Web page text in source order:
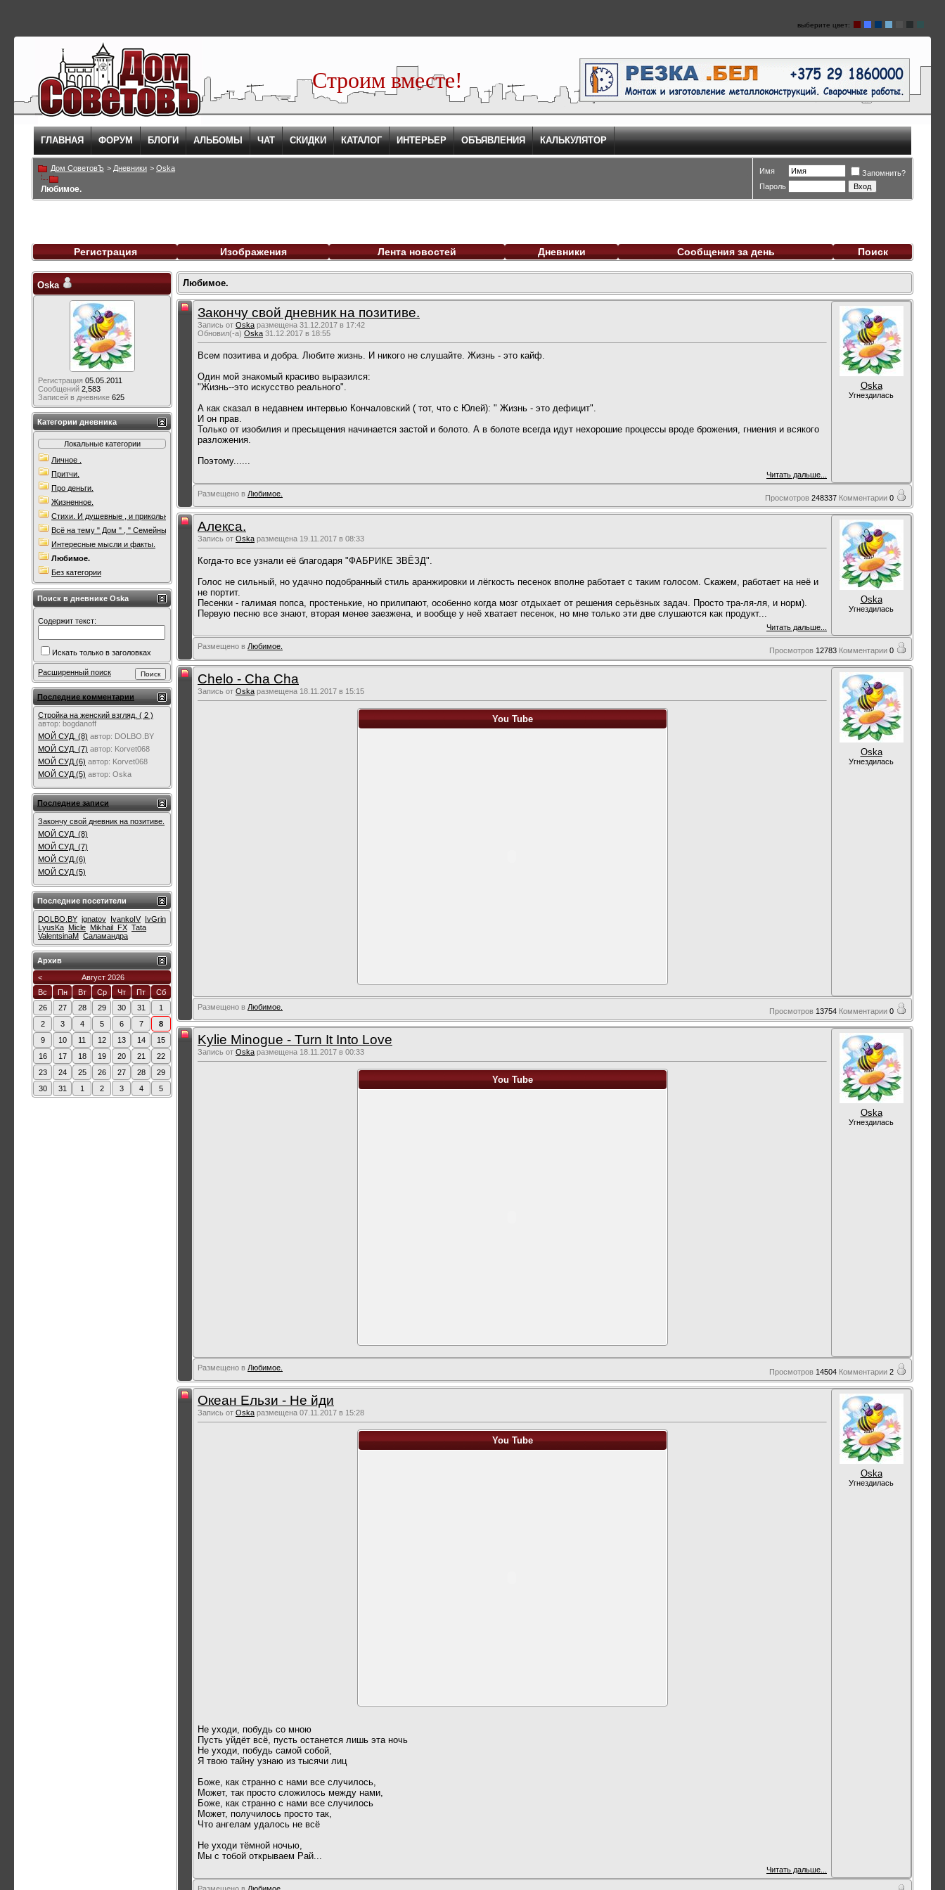
выберите цвет:
Строим вместе!
ГЛАВНАЯ ФОРУМ БЛОГИ АЛЬБОМЫ ЧАТ СКИДКИ КАТАЛОГ ИНТЕРЬЕР ОБЪЯВЛЕНИЯ КАЛЬКУЛЯТОР
Дом СоветовЪ > Дневники > Oska
Любимое.
Имя
Запомнить?
Пароль
Регистрация Изображения Лента новостей Дневники Сообщения за день Поиск
Любимое.
Закончу свой дневник на позитиве.
Запись от Oska размещена 31.12.2017 в 17:42
Обновил(-а) Oska 31.12.2017 в 18:55
Всем позитива и добра. Любите жизнь. И никого не слушайте. Жизнь - это кайф.
Один мой знакомый красиво выразился:
"Жизнь--это искусство реального".
А как сказал в недавнем интервью Кончаловский ( тот, что с Юлей): " Жизнь - это дефицит".
И он прав.
Только от изобилия и пресыщения начинается застой и болото. А в болоте всегда идут нехорошие процессы вроде брожения, гниения и всякого
разложения.
Поэтому......
Читать дальше...
Oska
Угнездилась
Размещено в Любимое. Просмотров 248337 Комментарии 0
Алекса.
Запись от Oska размещена 19.11.2017 в 08:33
Когда-то все узнали её благодаря "ФАБРИКЕ ЗВЁЗД".
Голос не сильный, но удачно подобранный стиль аранжировки и лёгкость песенок вполне работает с таким голосом. Скажем, работает на неё и
не портит.
Песенки - галимая попса, простенькие, но прилипают, особенно когда мозг отдыхает от решения серьёзных задач. Просто тра-ля-ля, и норм).
Первую песню все знают, вторая менее заезжена, и вообще у неё хватает песенок, но мне только эти две слушаются как продукт...
Читать дальше...
Oska
Угнездилась
Размещено в Любимое. Просмотров 12783 Комментарии 0
Chelo - Cha Cha
Запись от Oska размещена 18.11.2017 в 15:15
You Tube
Oska
Угнездилась
Размещено в Любимое. Просмотров 13754 Комментарии 0
Kylie Minogue - Turn It Into Love
Запись от Oska размещена 18.11.2017 в 00:33
You Tube
Oska
Угнездилась
Размещено в Любимое. Просмотров 14504 Комментарии 2
Океан Ельзи - Не йди
Запись от Oska размещена 07.11.2017 в 15:28
You Tube
Не уходи, побудь со мною
Пусть уйдёт всё, пусть останется лишь эта ночь
Не уходи, побудь самой собой,
Я твою тайну узнаю из тысячи лиц
Боже, как странно с нами все случилось,
Может, так просто сложилось между нами,
Боже, как странно с нами все случилось
Может, получилось просто так,
Что ангелам удалось не всё
Не уходи тёмной ночью,
Мы с тобой открываем Рай...
Читать дальше...
Oska
Угнездилась
Oska
Регистрация 05.05.2011
Сообщений 2,583
Записей в дневнике 625
Категории дневника
Локальные категории
Личное .
Притчи.
Про деньги.
Жизненное.
Стихи. И душевные , и прикольные. Всякие.
Всё на тему " Дом " , " Семейны очаг " .
Интересные мысли и факты.
Любимое.
Без категории
Поиск в дневнике Oska
Содержит текст:
Искать только в заголовках
Расширенный поиск
Последние комментарии
Стройка на женский взгляд. ( 2 )
автор: bogdanoff
МОЙ СУД. (8) автор: DOLBO.BY
МОЙ СУД. (7) автор: Korvet068
МОЙ СУД.(6) автор: Korvet068
МОЙ СУД.(5) автор: Oska
Последние записи
Закончу свой дневник на позитиве.
МОЙ СУД. (8)
МОЙ СУД. (7)
МОЙ СУД.(6)
МОЙ СУД.(5)
Последние посетители
DOLBO.BY ignatov IvankoIV IvGrin
LyusKa Micle Mikhail_FX Tata
ValentsinaM Саламандра
Архив
<
Август 2026
Вс
Пн Вт Ср Чт Пт
Сб
26
27 28 29 30 31
1
2
3 4 5 6 7
8
9
10 11 12 13 14
15
16
17 18 19 20 21
22
23
24 25 26 27 28
29
30
31 1 2 3 4 5